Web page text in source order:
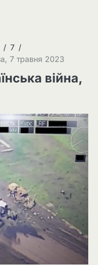
7
7 травня 2023
війна,